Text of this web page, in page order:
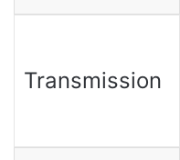
Transmission